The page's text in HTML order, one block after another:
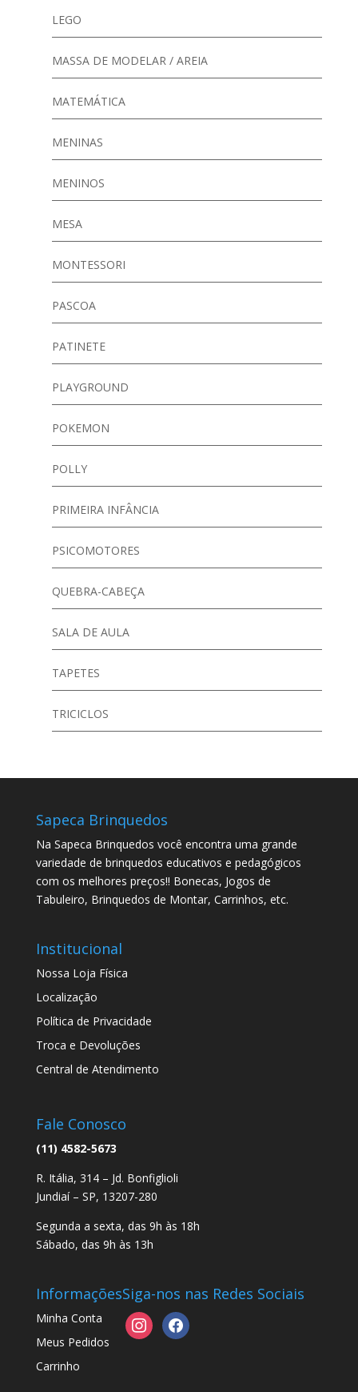
LEGO
MASSA DE MODELAR / AREIA
MATEMÁTICA
MENINAS
MENINOS
MESA
MONTESSORI
PASCOA
PATINETE
PLAYGROUND
POKEMON
POLLY
PRIMEIRA INFÂNCIA
PSICOMOTORES
QUEBRA-CABEÇA
SALA DE AULA
TAPETES
TRICICLOS
Sapeca Brinquedos
Na Sapeca Brinquedos você encontra uma grande
variedade de brinquedos educativos e pedagógicos
com os melhores preços!! Bonecas, Jogos de
Tabuleiro, Brinquedos de Montar, Carrinhos, etc.
Institucional
Nossa Loja Física
Localização
Política de Privacidade
Troca e Devoluções
Central de Atendimento
Fale Conosco
(11) 4582-5673
R. Itália, 314 – Jd. Bonfiglioli
Jundiaí – SP, 13207-280
Segunda a sexta, das 9h às 18h
Sábado, das 9h às 13h
Informações
Minha Conta
Meus Pedidos
Carrinho
Siga-nos nas Redes Sociais
instagramfacebook